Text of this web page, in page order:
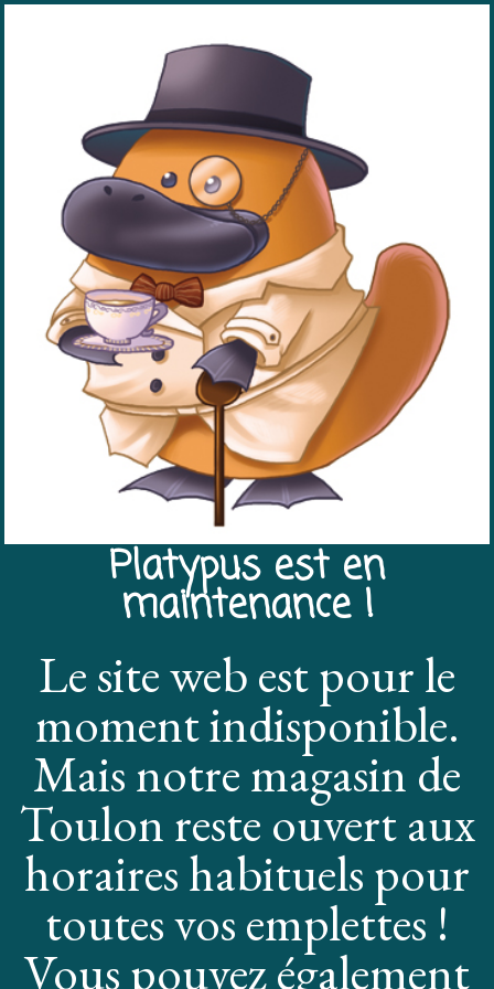
Platypus est en
maintenance !
Le site web est pour le
moment indisponible.
Mais notre magasin de
Toulon reste ouvert aux
horaires habituels pour
toutes vos emplettes !
Vous pouvez également